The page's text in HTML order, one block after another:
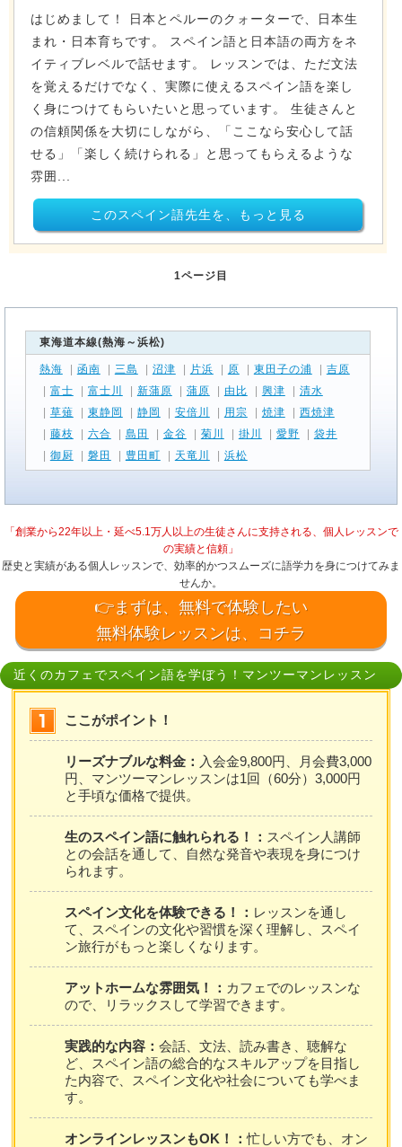
はじめまして！ 日本とペルーのクォーターで、日本生
まれ・日本育ちです。 スペイン語と日本語の両方をネ
イティブレベルで話せます。 レッスンでは、ただ文法
を覚えるだけでなく、実際に使えるスペイン語を楽し
く身につけてもらいたいと思っています。 生徒さんと
の信頼関係を大切にしながら、「ここなら安心して話
せる」「楽しく続けられる」と思ってもらえるような
雰囲...
このスペイン語先生を、もっと見る
1ページ目
東海道本線(熱海～浜松)
熱海 函南 三島 沼津 片浜 原 東田子の浦
吉原
富士 富士川 新蒲原 蒲原 由比 興津
清水
草薙 東静岡 静岡 安倍川 用宗 焼津
西焼津
藤枝 六合 島田 金谷 菊川 掛川 愛野
袋井
御厨 磐田 豊田町 天竜川 浜松
「創業から22年以上・延べ5.1万人以上の生徒さんに支持される、個人レッスンで
の実績と信頼」
歴史と実績がある個人レッスンで、効率的かつスムーズに語学力を身につけてみま
せんか。
👉まずは、無料で体験したい
無料体験レッスンは、コチラ
近くのカフェでスペイン語を学ぼう！マンツーマンレッスン
ここがポイント！
リーズナブルな料金： 入会金9,800円、月会費3,000
円、マンツーマンレッスンは1回（60分）3,000円
と手頃な価格で提供。
生のスペイン語に触れられる！： スペイン人講師
との会話を通して、自然な発音や表現を身につけ
られます。
スペイン文化を体験できる！： レッスンを通し
て、スペインの文化や習慣を深く理解し、スペイ
ン旅行がもっと楽しくなります。
アットホームな雰囲気！： カフェでのレッスンな
ので、リラックスして学習できます。
実践的な内容：会話、文法、読み書き、聴解な
ど、スペイン語の総合的なスキルアップを目指し
た内容で、スペイン文化や社会についても学べま
す。
オンラインレッスンもOK！：忙しい方でも、オン